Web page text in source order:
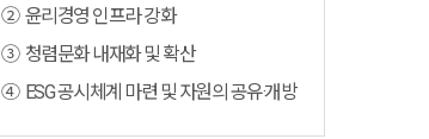
② 윤리경영 인프라 강화
③ 청렴문화 내재화 및 확산
④ ESG 공시체계 마련 및 자원의 공유·개방